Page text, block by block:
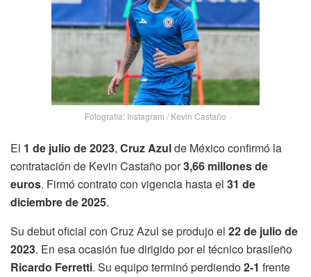
Fotografía: Instagram / Kevin Castaño
El 1 de julio de 2023, Cruz Azulde México confirmó la
contratación de Kevin Castaño por3,66 millones de
euros. Firmó contrato con vigencia hasta el 31 de
diciembre de 2025.
Su debut oficial con Cruz Azul se produjo el 22 de julio de
2023. En esa ocasión fue dirigido por el técnico brasileño
Ricardo Ferretti. Su equipo terminó perdiendo2-1 frente